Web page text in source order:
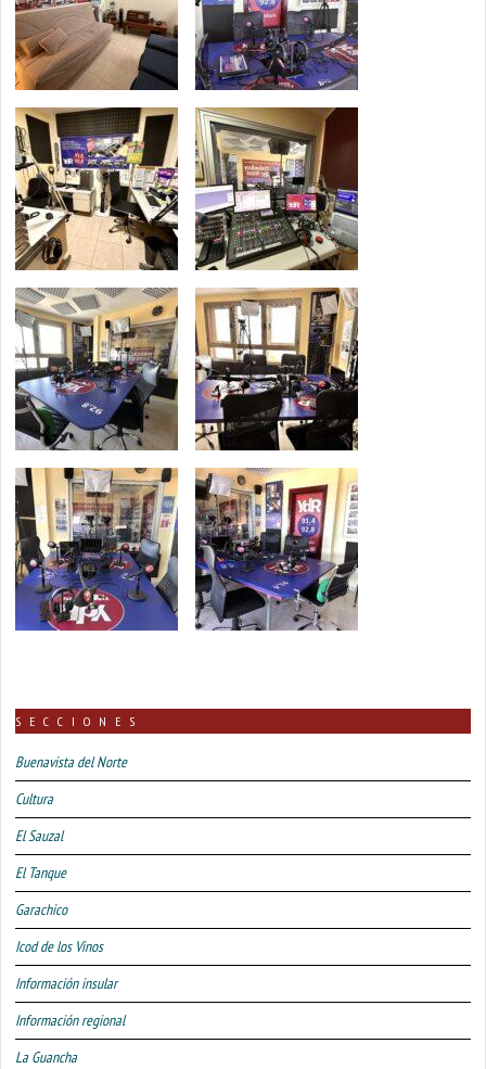
SECCIONES
Buenavista del Norte
Cultura
El Sauzal
El Tanque
Garachico
Icod de los Vinos
Información insular
Información regional
La Guancha